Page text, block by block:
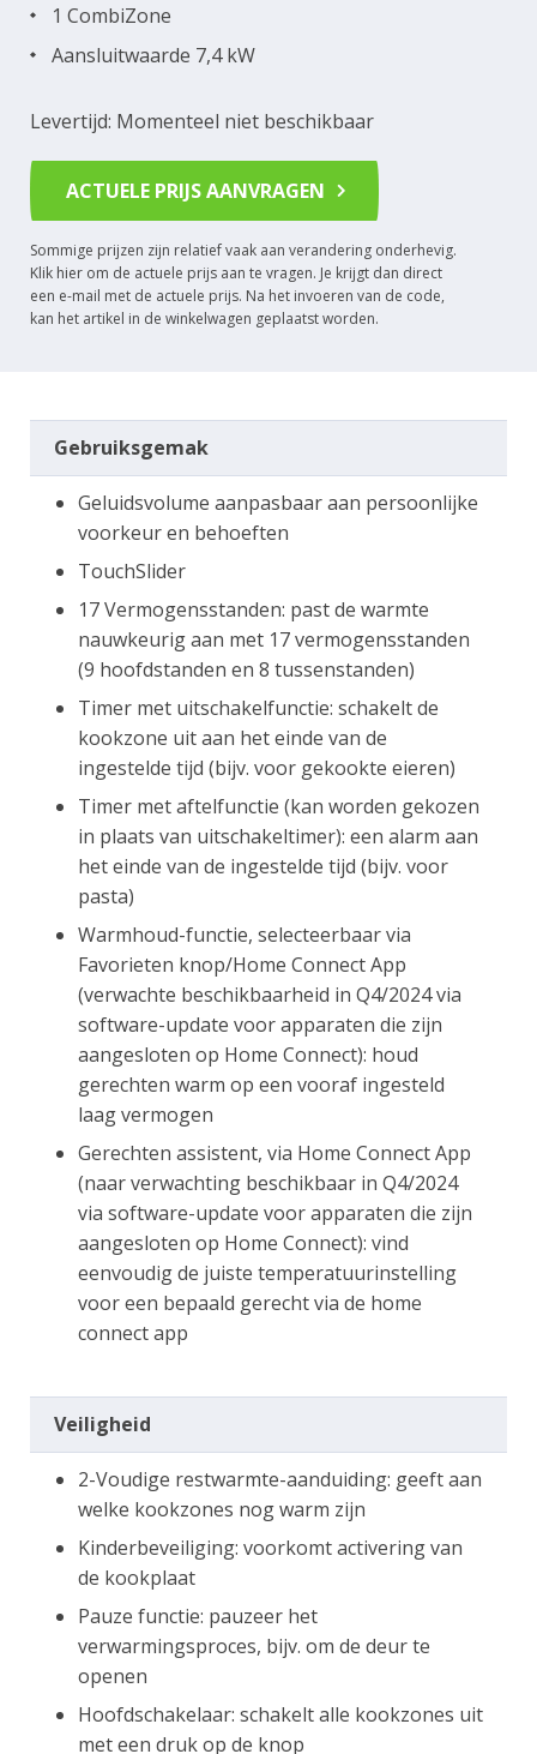
Levertijd: Momenteel niet beschikbaar
1 CombiZone
Aansluitwaarde 7,4 kW
ACTUELE PRIJS AANVRAGEN
Sommige prijzen zijn relatief vaak aan verandering onderhevig.
Klik hier om de actuele prijs aan te vragen. Je krijgt dan direct
een e-mail met de actuele prijs. Na het invoeren van de code,
kan het artikel in de winkelwagen geplaatst worden.
Gebruiksgemak
Geluidsvolume aanpasbaar aan persoonlijke
voorkeur en behoeften
TouchSlider
17 Vermogensstanden: past de warmte
nauwkeurig aan met 17 vermogensstanden
(9 hoofdstanden en 8 tussenstanden)
Timer met uitschakelfunctie: schakelt de
kookzone uit aan het einde van de
ingestelde tijd (bijv. voor gekookte eieren)
Timer met aftelfunctie (kan worden gekozen
in plaats van uitschakeltimer): een alarm aan
het einde van de ingestelde tijd (bijv. voor
pasta)
Warmhoud-functie, selecteerbaar via
Favorieten knop/Home Connect App
(verwachte beschikbaarheid in Q4/2024 via
software-update voor apparaten die zijn
aangesloten op Home Connect): houd
gerechten warm op een vooraf ingesteld
laag vermogen
Gerechten assistent, via Home Connect App
(naar verwachting beschikbaar in Q4/2024
via software-update voor apparaten die zijn
aangesloten op Home Connect): vind
eenvoudig de juiste temperatuurinstelling
voor een bepaald gerecht via de home
connect app
Veiligheid
2-Voudige restwarmte-aanduiding: geeft aan
welke kookzones nog warm zijn
Kinderbeveiliging: voorkomt activering van
de kookplaat
Pauze functie: pauzeer het
verwarmingsproces, bijv. om de deur te
openen
Hoofdschakelaar: schakelt alle kookzones uit
met een druk op de knop